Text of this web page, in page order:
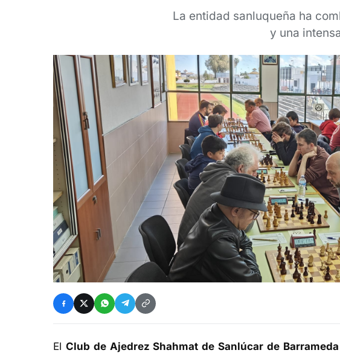
La entidad sanluqueña ha
y una
El Club de Ajedrez Shahmat de Sanlúcar de Barrameda